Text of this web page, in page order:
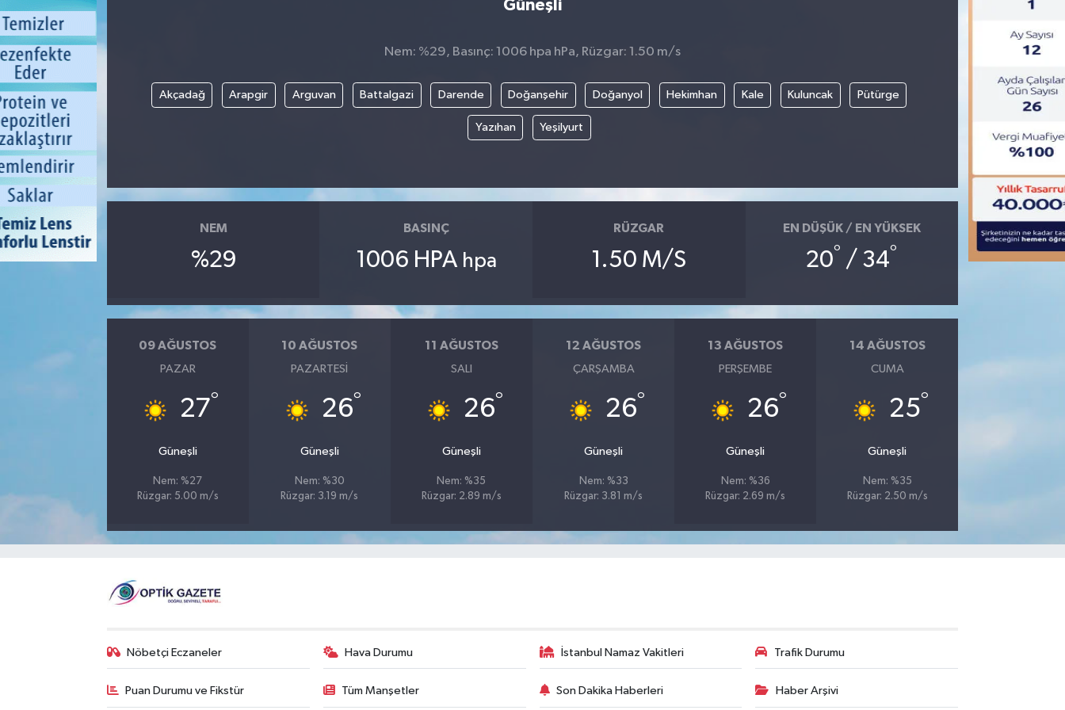
Güneşli
Nem: %29, Basınç: 1006 hpa hPa, Rüzgar: 1.50 m/s
Akçadağ Arapgir Arguvan Battalgazi Darende Doğanşehir Doğanyol Hekimhan Kale Kuluncak Pütürge
Yazıhan Yeşilyurt
NEM
%29
BASINÇ
1006 HPA hpa
RÜZGAR
1.50 M/S
EN DÜŞÜK / EN YÜKSEK
20° / 34°
09 AĞUSTOS
PAZAR
27°
Güneşli
Nem: %27
Rüzgar: 5.00 m/s
10 AĞUSTOS
PAZARTESI
26°
Güneşli
Nem: %30
Rüzgar: 3.19 m/s
11 AĞUSTOS
SALI
26°
Güneşli
Nem: %35
Rüzgar: 2.89 m/s
12 AĞUSTOS
ÇARŞAMBA
26°
Güneşli
Nem: %33
Rüzgar: 3.81 m/s
13 AĞUSTOS
PERŞEMBE
26°
Güneşli
Nem: %36
Rüzgar: 2.69 m/s
14 AĞUSTOS
CUMA
25°
Güneşli
Nem: %35
Rüzgar: 2.50 m/s
Nöbetçi Eczaneler Hava Durumu İstanbul Namaz Vakitleri Trafik Durumu
Puan Durumu ve Fikstür Tüm Manşetler Son Dakika Haberleri Haber Arşivi